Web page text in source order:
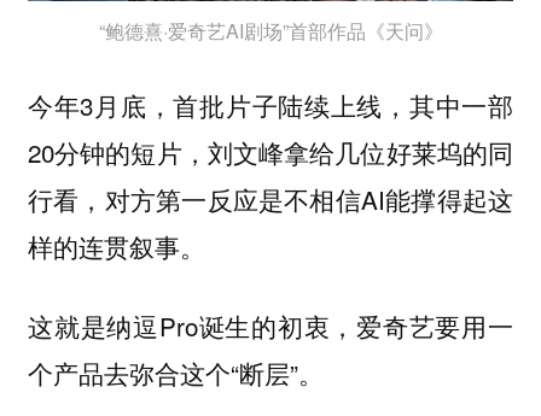
“鲍德熹·爱奇艺AI剧场”首部作品《天问》
今年3月底，首批片子陆续上线，其中一部
20分钟的短片，刘文峰拿给几位好莱坞的同
行看，对方第一反应是不相信AI能撑得起这
样的连贯叙事。
这就是纳逗Pro诞生的初衷，爱奇艺要用一
个产品去弥合这个“断层”。